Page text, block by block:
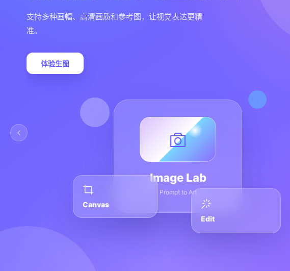
支持多种画幅、高清画质和参考图，让视觉表达更精
准。
体验生图
Image Lab
Prompt to Art
Edit
Canvas